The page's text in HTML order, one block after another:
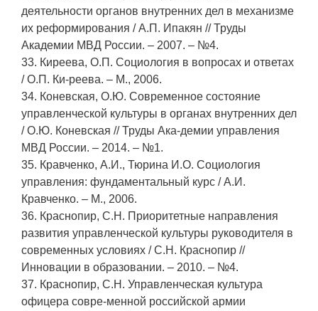
деятельности органов внутренних дел в механизме
их реформирования / А.П. Ипакян // Труды
Академии МВД России. – 2007. – №4.
33. Киреева, О.П. Социология в вопросах и ответах
/ О.П. Ки-реева. – М., 2006.
34. Коневская, О.Ю. Современное состояние
управленческой культуры в органах внутренних дел
/ О.Ю. Коневская // Труды Ака-демии управления
МВД России. – 2014. – №1.
35. Кравченко, А.И., Тюрина И.О. Социология
управления: фундаментальный курс / А.И.
Кравченко. – М., 2006.
36. Краснопир, С.Н. Приоритетные направления
развития управленческой культуры руководителя в
современных условиях / С.Н. Краснопир //
Инновации в образовании. – 2010. – №4.
37. Краснопир, С.Н. Управленческая культура
офицера совре-менной российской армии